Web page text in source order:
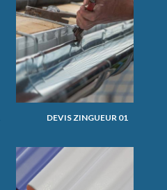
DEVIS ZINGUEUR 01